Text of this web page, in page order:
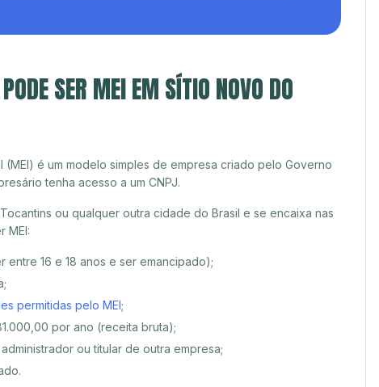
SER MEI EM SÍTIO NOVO DO
é um modelo simples de empresa criado pelo Governo
tenha acesso a um CNPJ.
ou qualquer outra cidade do Brasil e se encaixa nas
MEI:
entre 16 e 18 anos e ser emancipado);
permitidas pelo MEI;
por ano (receita bruta);
ou titular de outra empresa;